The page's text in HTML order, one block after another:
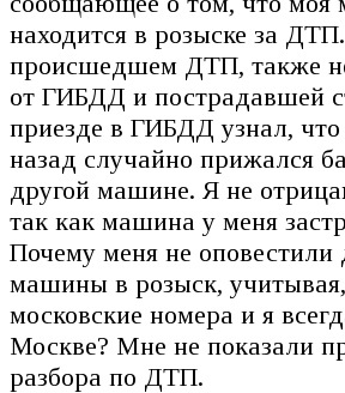
находится в розыске за
происшедшем ДТП, также
от ГИБДД и пострадавшей
приезде в ГИБДД узнал,
назад случайно прижался
другой машине. Я не
так как машина у меня
Почему меня не оповестили
машины в розыск,
московские номера и я
Москве? Мне не показали
разбора по ДТП.